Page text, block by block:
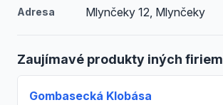
Adresa Mlynčeky 12, Mlynčeky
Zaujímavé produkty iných firiem
Gombasecká Klobása